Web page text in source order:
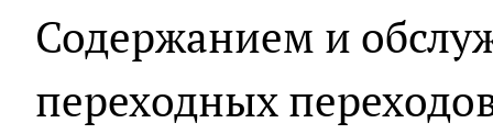
Содержанием и
переходных